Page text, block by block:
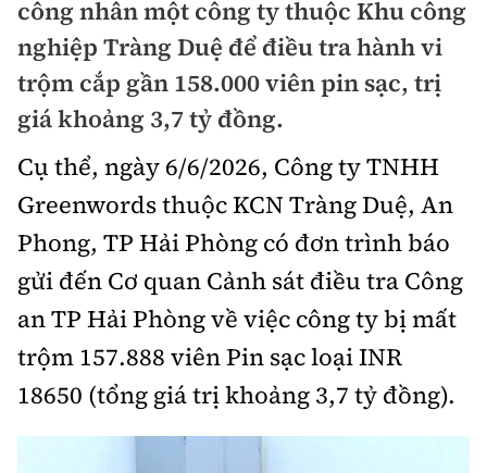
Cải chính
Quy hoạch kiến trúc
Vật liệu xây dựng
Giám định chất lượng
Quản lý đô thị
Quản lý
Đường bộ
Hàng không
Đường sắt
Đăng kiểm
Đường sắt tốc độ cao
Đường thủy
Hàng hải
Kinh tế
Thị trường
Chứng khoán
Bảo hiểm
Doanh nghiệp
Pháp luật
Thanh tra
An ninh hình sự
Điều tra
Pháp đình
Hỏi - Đáp
An toàn giao thông
Giao thông 24h
ATGT địa phương
Văn hóa giao thông
Lái xe an toàn
Chung tay vì ATGT
Chất lượng sống
Giáo dục
Y tế
Đời sống
Lao động - Công đoàn
Văn hóa - Giải Trí
Văn hóa
Showbiz
Thể thao
Bóng đá
công nhân một công ty thuộc Khu công
nghiệp Tràng Duệ để điều tra hành vi
trộm cắp gần 158.000 viên pin sạc, trị
giá khoảng 3,7 tỷ đồng.
Cụ thể, ngày 6/6/2026, Công ty TNHH
Greenwords thuộc KCN Tràng Duệ, An
Phong, TP Hải Phòng có đơn trình báo
gửi đến Cơ quan Cảnh sát điều tra Công
an TP Hải Phòng về việc công ty bị mất
trộm 157.888 viên Pin sạc loại INR
18650 (tổng giá trị khoảng 3,7 tỷ đồng).